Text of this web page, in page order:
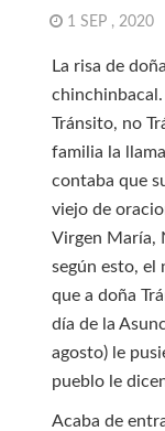
1 SEP , 2020
La risa de
Tránsito, no
familia la
contaba que
viejo de
Virgen María,
según esto, el
que a doña
día de la
agosto) le
pueblo le
Acaba de